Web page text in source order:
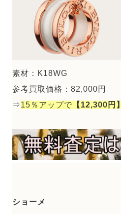
素材：K18WG
参考買取価格：82,000円
⇒15％アップで 【12,300円】
ショーメ